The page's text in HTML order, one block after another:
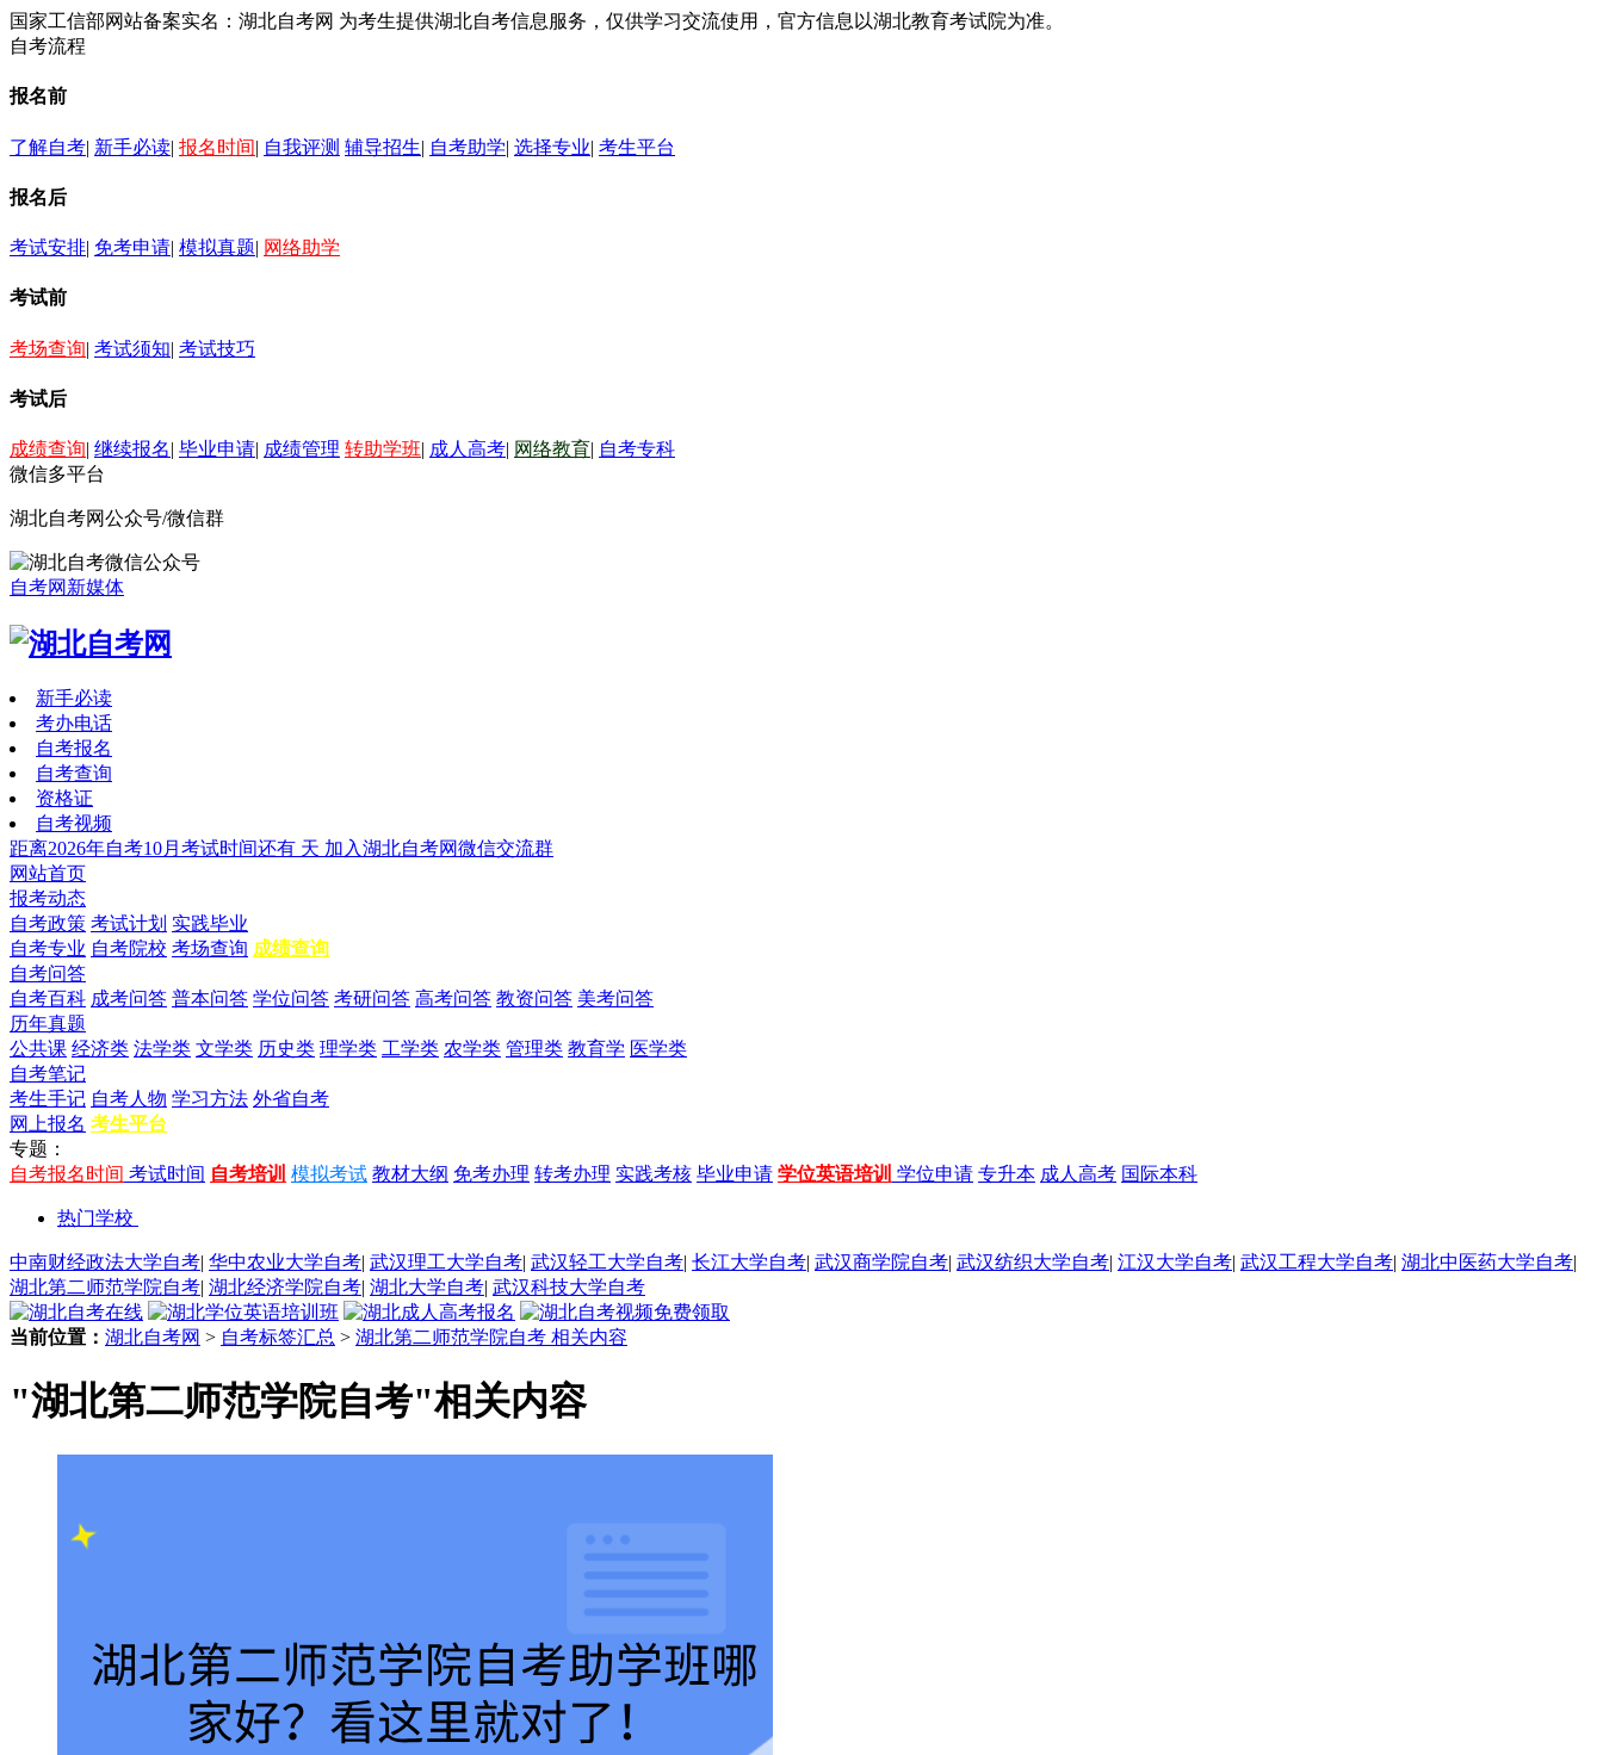
国家工信部网站备案实名：湖北自考网 为考生提供湖北自考信息服务，仅供学习交流使用，官方信息以湖北教育考试院为准。
自考流程
报名前
了解自考| 新手必读| 报名时间| 自我评测 辅导招生| 自考助学| 选择专业| 考生平台
报名后
考试安排| 免考申请| 模拟真题| 网络助学
考试前
考场查询| 考试须知| 考试技巧
考试后
成绩查询| 继续报名| 毕业申请| 成绩管理 转助学班| 成人高考| 网络教育| 自考专科
微信多平台
湖北自考网公众号/微信群
自考网新媒体
新手必读
考办电话
自考报名
自考查询
资格证
自考视频
距离2026年自考10月考试时间还有 天 加入湖北自考网微信交流群
网站首页
报考动态
自考政策 考试计划 实践毕业
自考专业 自考院校 考场查询 成绩查询
自考问答
自考百科 成考问答 普本问答 学位问答 考研问答 高考问答 教资问答 美考问答
历年真题
公共课 经济类 法学类 文学类 历史类 理学类 工学类 农学类 管理类 教育学 医学类
自考笔记
考生手记 自考人物 学习方法 外省自考
网上报名 考生平台
专题：
自考报名时间 考试时间 自考培训 模拟考试 教材大纲 免考办理 转考办理 实践考核 毕业申请 学位英语培训 学位申请 专升本 成人高考 国际本科
热门学校
中南财经政法大学自考| 华中农业大学自考| 武汉理工大学自考| 武汉轻工大学自考| 长江大学自考| 武汉商学院自考| 武汉纺织大学自考| 江汉大学自考| 武汉工程大学自考| 湖北中医药大学自考|
湖北第二师范学院自考| 湖北经济学院自考| 湖北大学自考| 武汉科技大学自考
当前位置： 湖北自考网 > 自考标签汇总 > 湖北第二师范学院自考 相关内容
"湖北第二师范学院自考"相关内容